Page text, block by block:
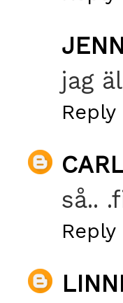
jag
Reply
så..
Reply